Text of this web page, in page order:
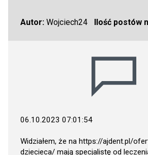
Autor: Wojciech24 Ilość postów
06.10.2023 07:01:54
Widziałem, że na https://ajdent.pl/
dziecieca/ mają specjalistę od